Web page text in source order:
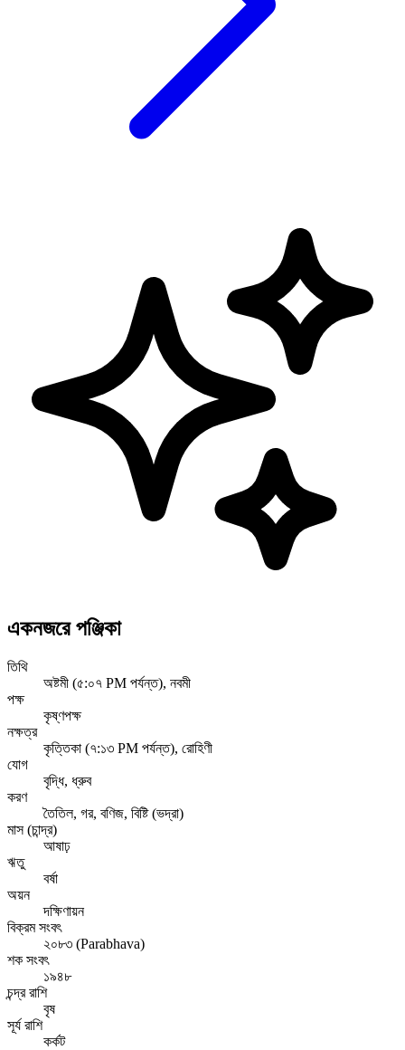
একনজরে পঞ্জিকা
তিথি
অষ্টমী (৫:০৭ PM পর্যন্ত), নবমী
পক্ষ
কৃষ্ণপক্ষ
নক্ষত্র
কৃত্তিকা (৭:১৩ PM পর্যন্ত), রোহিণী
যোগ
বৃদ্ধি, ধ্রুব
করণ
তৈতিল, গর, বণিজ, বিষ্টি (ভদ্রা)
মাস (চান্দ্র)
আষাঢ়
ঋতু
বর্ষা
অয়ন
দক্ষিণায়ন
বিক্রম সংবৎ
২০৮৩ (Parabhava)
শক সংবৎ
১৯৪৮
চন্দ্র রাশি
বৃষ
সূর্য রাশি
কর্কট